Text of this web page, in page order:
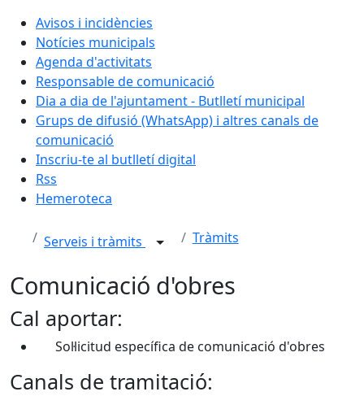
Avisos i incidències
Notícies municipals
Agenda d'activitats
Responsable de comunicació
Dia a dia de l'ajuntament - Butlletí municipal
Grups de difusió (WhatsApp) i altres canals de
comunicació
Inscriu-te al butlletí digital
Rss
Hemeroteca
Serveis i tràmits Tràmits
Comunicació d'obres
Cal aportar:
Sol·licitud específica de comunicació d'obres
Canals de tramitació: